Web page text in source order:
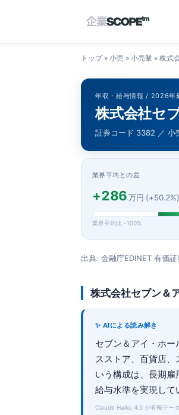
トップ» 小売 » 小売業 » 株式
年収・給与情報 / 2026年
株式会社セ
証券コード 3382 ／ 小
業界平均との差
+286万円 (+50.2%)
業界平均比 -100%
出典: 金融庁EDINET 有価
株式会社セブン＆
✨ AIによる読み解き
セブン＆アイ・ホ
スストア、百貨店、
いう構成は、長期
給与水準を実現して
Claude Haiku 4.5 が有報デー